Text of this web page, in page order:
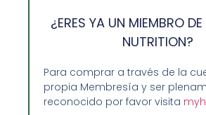
GUIA RAPIDA Y AYUDA
Guía de Compra
¿ERES YA UN MIEMBRO DE
NUTRITION?
Para comprar a través de la
propia Membresía y ser
reconocido por favor visita